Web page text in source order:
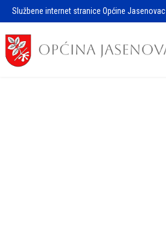
Službene internet stranice Općine Jasenovac